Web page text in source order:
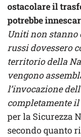
ostacolare il
potrebbe
Uniti non stanno
russi dovessero
territorio della
vengono
l’invocazione
completamente il
per la Sicurezza
secondo quanto